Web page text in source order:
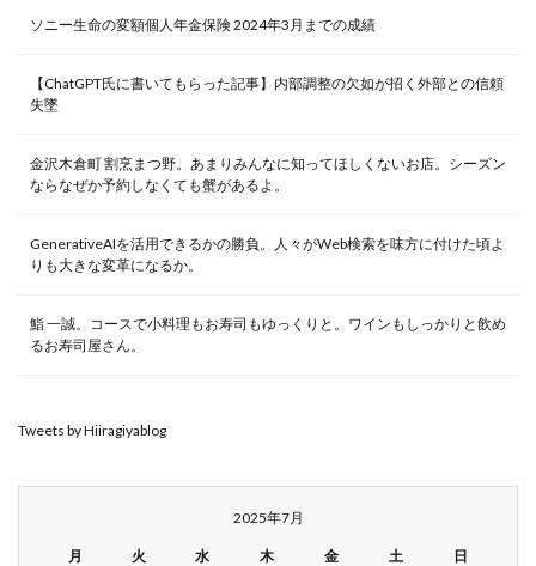
ソニー生命の変額個人年金保険 2024年3月までの成績
【ChatGPT氏に書いてもらった記事】内部調整の欠如が招く外部との信頼
失墜
金沢木倉町 割烹まつ野。あまりみんなに知ってほしくないお店。シーズン
ならなぜか予約しなくても蟹があるよ。
GenerativeAIを活用できるかの勝負。人々がWeb検索を味方に付けた頃よ
りも大きな変革になるか。
鮨 一誠。コースで小料理もお寿司もゆっくりと。ワインもしっかりと飲め
るお寿司屋さん。
Tweets by Hiiragiyablog
2025年7月
月 火 水 木 金 土 日